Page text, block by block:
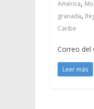
América,
granada,
Caribe
Correo del
Leer más